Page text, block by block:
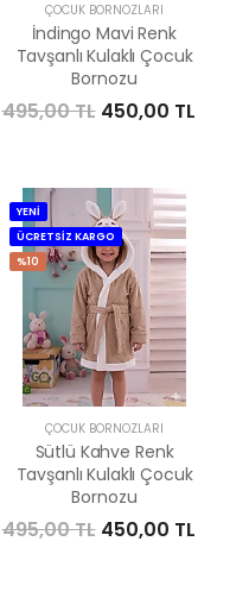
ÇOCUK BORNOZLARI
İndingo Mavi Renk
Tavşanlı Kulaklı Çocuk
Bornozu
495,00 TL 450,00 TL
YENİ
ÜCRETSİZ KARGO
%10
ÇOCUK BORNOZLARI
Sütlü Kahve Renk
Tavşanlı Kulaklı Çocuk
Bornozu
495,00 TL 450,00 TL